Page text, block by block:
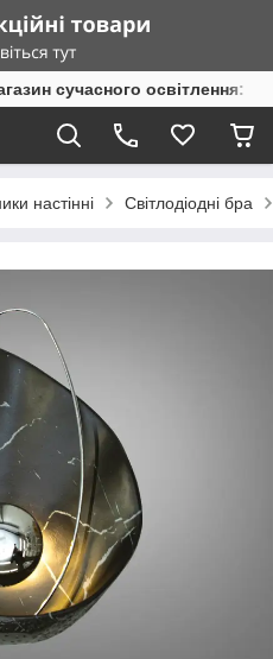
сучасного освітлення:
настінні Світлодіодні бра